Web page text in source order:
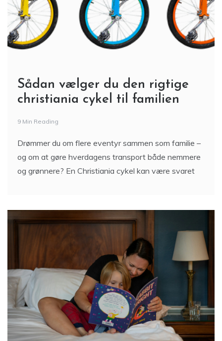
Sådan vælger du den rigtige
christiania cykel til familien
9 Min Reading
Drømmer du om flere eventyr sammen som familie –
og om at gøre hverdagens transport både nemmere
og grønnere? En Christiania cykel kan være svaret